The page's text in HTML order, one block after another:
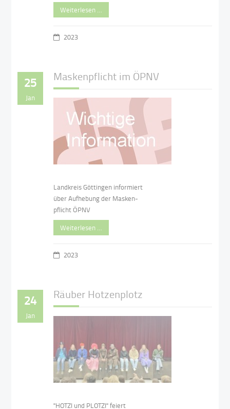
Weiterlesen …
2023
25
Jan
Maskenpflicht im ÖPNV
Landkreis Göttingen informiert
über Aufhebung der Masken-
pflicht ÖPNV
Weiterlesen …
2023
24
Jan
Räuber Hotzenplotz
"HOTZI und PLOTZI" feiert